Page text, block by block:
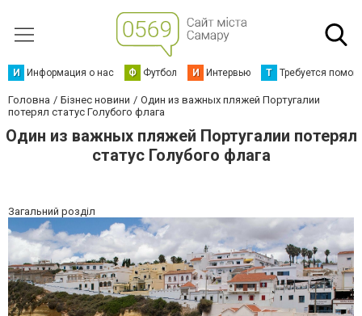
И Информация о нас Ф Футбол И Интервью Т Требуется
Головна Бізнес новини
Один из важных пляжей Португалии
потерял статус Голубого флага
Один из важных пляжей Португалии потерял
статус Голубого флага
Загальний розділ